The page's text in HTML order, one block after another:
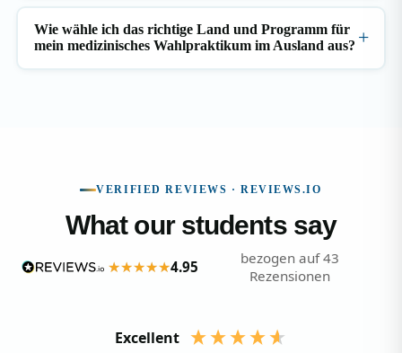
Wie wähle ich das richtige Land und Programm für
mein medizinisches Wahlpraktikum im Ausland aus?
VERIFIED REVIEWS · REVIEWS.IO
What our students say
4.95
bezogen auf 43
Rezensionen
Excellent